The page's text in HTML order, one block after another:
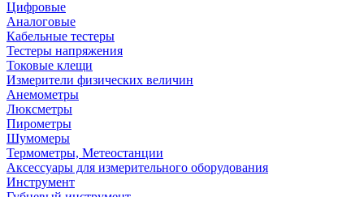
Цифровые
Аналоговые
Кабельные тестеры
Тестеры напряжения
Токовые клещи
Измерители физических величин
Анемометры
Люксметры
Пирометры
Шумомеры
Термометры, Метеостанции
Аксессуары для измерительного оборудования
Инструмент